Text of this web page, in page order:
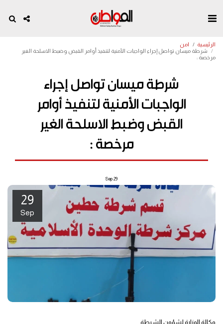
الرئيسية
امن
شرطة ميسان تواصل إجراء الواجبات الأمنية لتنفيذ أوامر القبض وضبط الاسلحة الغير
مرخصة :
شرطة ميسان تواصل إجراء
الواجبات الأمنية لتنفيذ أوامر
القبض وضبط الاسلحة الغير
مرخصة :
29
Sep
29
Sep
وكالة الوزارة لشؤون الشرطة